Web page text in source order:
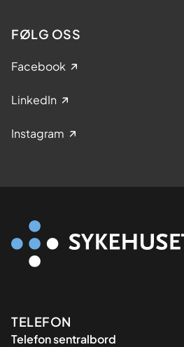
FØLG OSS
Facebook
LinkedIn
Instagram
Kontaktinformasjon
TELEFON
Telefon sentralbord